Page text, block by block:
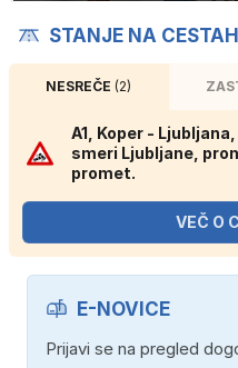
STANJE NA CESTAH
NESREČE(2)
A1, Koper -
smeri Ljubljane,
promet.
VEČ O
E-NOVICE
Prijavi se na pregled